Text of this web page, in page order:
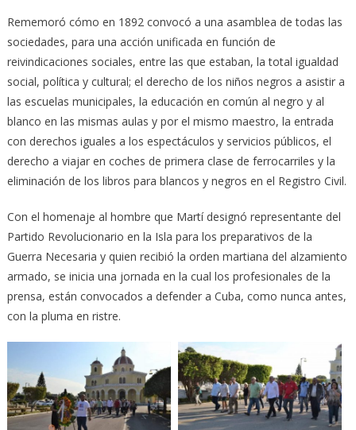
Rememoró cómo en 1892 convocó a una asamblea de todas las
sociedades, para una acción unificada en función de
reivindicaciones sociales, entre las que estaban, la total igualdad
social, política y cultural; el derecho de los niños negros a asistir a
las escuelas municipales, la educación en común al negro y al
blanco en las mismas aulas y por el mismo maestro, la entrada
con derechos iguales a los espectáculos y servicios públicos, el
derecho a viajar en coches de primera clase de ferrocarriles y la
eliminación de los libros para blancos y negros en el Registro Civil.
Con el homenaje al hombre que Martí designó representante del
Partido Revolucionario en la Isla para los preparativos de la
Guerra Necesaria y quien recibió la orden martiana del alzamiento
armado, se inicia una jornada en la cual los profesionales de la
prensa, están convocados a defender a Cuba, como nunca antes,
con la pluma en ristre.